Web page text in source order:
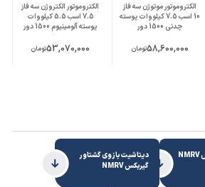
الکتروموتور موتوژن سه فاز
10 اسب 7.5 کیلووات پوسته
چدنی 1500 دور
58,600,000تومان
الکتروموتور الکتروژن سه فاز
7.5 اسب 5.5 کیلووات
پوسته آلومینیوم 1500 دور
53,070,000تومان
دیتاشیت گیربکس NMRV
دیتاشیت بازوی گشتاور
گیربکس NMRV